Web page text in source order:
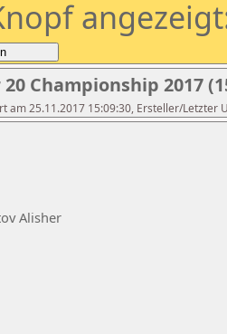
Championship 2017
am 25.11.2017 15:09:30, Ersteller/Letzter
Alisher